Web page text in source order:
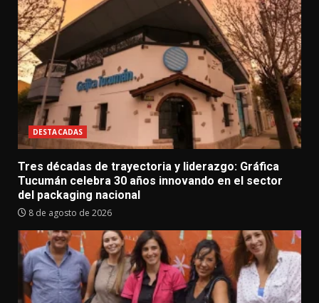
DESTACADAS
Tres décadas de trayectoria y liderazgo: Gráfica
Tucumán celebra 30 años innovando en el sector
del packaging nacional
8 de agosto de 2026